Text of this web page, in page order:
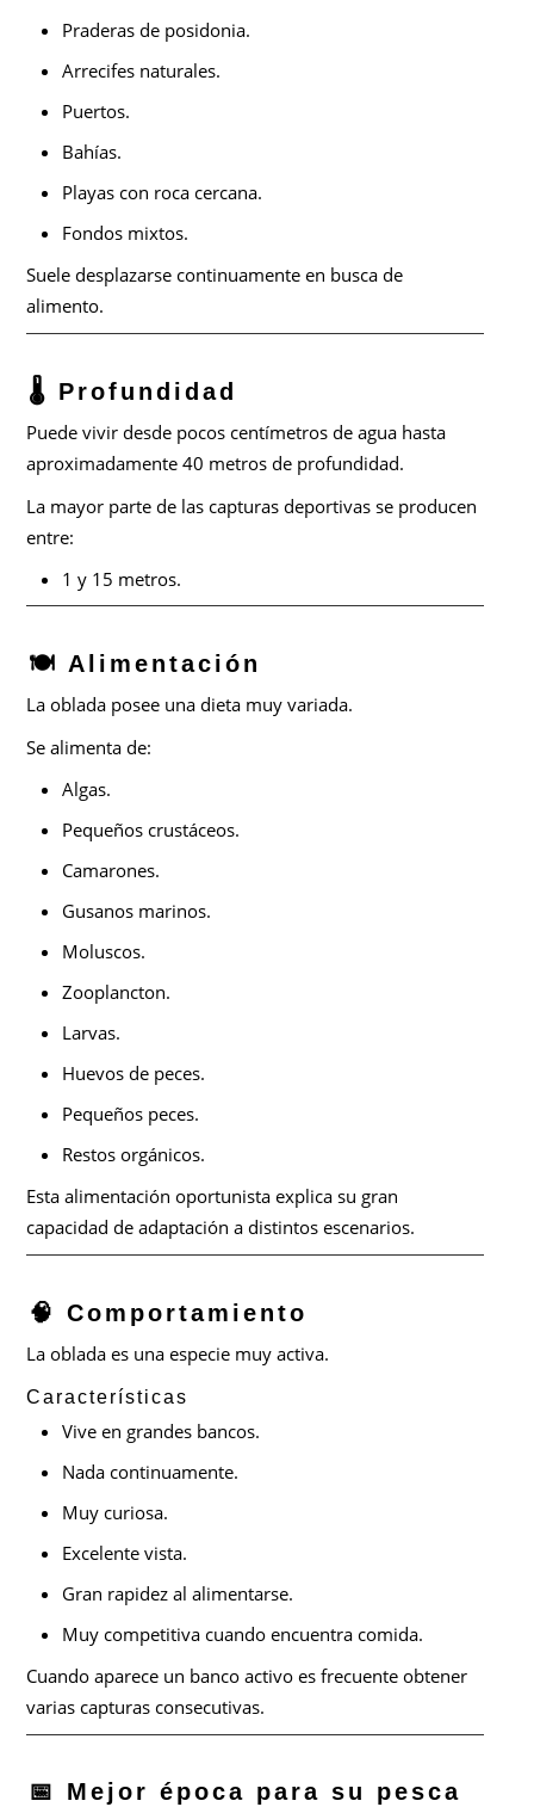
Praderas de posidonia.
Arrecifes naturales.
Puertos.
Bahías.
Playas con roca cercana.
Fondos mixtos.
Suele desplazarse continuamente en busca de
alimento.
🌡️ Profundidad
Puede vivir desde pocos centímetros de agua hasta
aproximadamente 40 metros de profundidad.
La mayor parte de las capturas deportivas se producen
entre:
1 y 15 metros.
🍽️ Alimentación
La oblada posee una dieta muy variada.
Se alimenta de:
Algas.
Pequeños crustáceos.
Camarones.
Gusanos marinos.
Moluscos.
Zooplancton.
Larvas.
Huevos de peces.
Pequeños peces.
Restos orgánicos.
Esta alimentación oportunista explica su gran
capacidad de adaptación a distintos escenarios.
🧠 Comportamiento
La oblada es una especie muy activa.
Características
Vive en grandes bancos.
Nada continuamente.
Muy curiosa.
Excelente vista.
Gran rapidez al alimentarse.
Muy competitiva cuando encuentra comida.
Cuando aparece un banco activo es frecuente obtener
varias capturas consecutivas.
📅 Mejor época para su pesca